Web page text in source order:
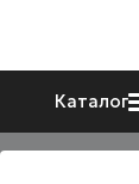
Каталог